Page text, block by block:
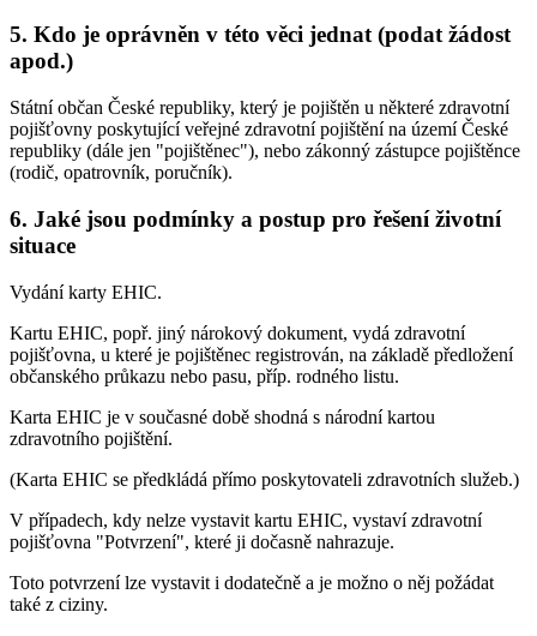
5. Kdo je oprávněn v této věci jednat (podat žádost
apod.)
Státní občan České republiky, který je pojištěn u některé zdravotní
pojišťovny poskytující veřejné zdravotní pojištění na území České
republiky (dále jen "pojištěnec"), nebo zákonný zástupce pojištěnce
(rodič, opatrovník, poručník).
6. Jaké jsou podmínky a postup pro řešení životní
situace
Vydání karty EHIC.
Kartu EHIC, popř. jiný nárokový dokument, vydá zdravotní
pojišťovna, u které je pojištěnec registrován, na základě předložení
občanského průkazu nebo pasu, příp. rodného listu.
Karta EHIC je v současné době shodná s národní kartou
zdravotního pojištění.
(Karta EHIC se předkládá přímo poskytovateli zdravotních služeb.)
V případech, kdy nelze vystavit kartu EHIC, vystaví zdravotní
pojišťovna "Potvrzení", které ji dočasně nahrazuje.
Toto potvrzení lze vystavit i dodatečně a je možno o něj požádat
také z ciziny.